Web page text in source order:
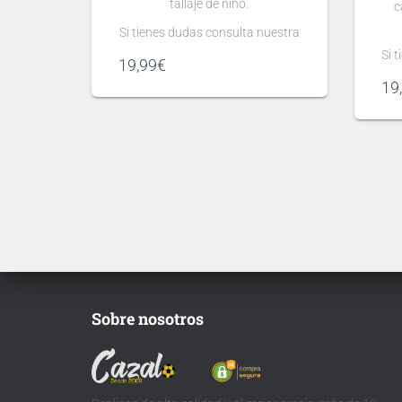
tallaje de niño.
Si tienes dudas consulta nuestra
Puedes elegir
19,99€
Si
Sobre nosotros